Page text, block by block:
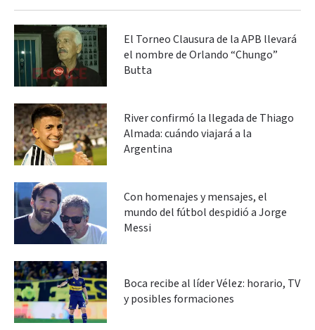
El Torneo Clausura de la APB llevará
el nombre de Orlando “Chungo”
Butta
River confirmó la llegada de Thiago
Almada: cuándo viajará a la
Argentina
Con homenajes y mensajes, el
mundo del fútbol despidió a Jorge
Messi
Boca recibe al líder Vélez: horario, TV
y posibles formaciones